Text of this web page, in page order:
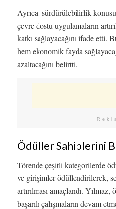
Ayrıca, sürdürülebilirlik
çevre dostu uygulamaların
katkı sağlayacağını ifade etti.
hem ekonomik fayda
azaltacağını belirtti.
Ödüller Sahiplerini
Törende çeşitli kategorilerde
ve girişimler ödüllendirilerek,
artırılması amaçlandı.
başarılı çalışmaların devam